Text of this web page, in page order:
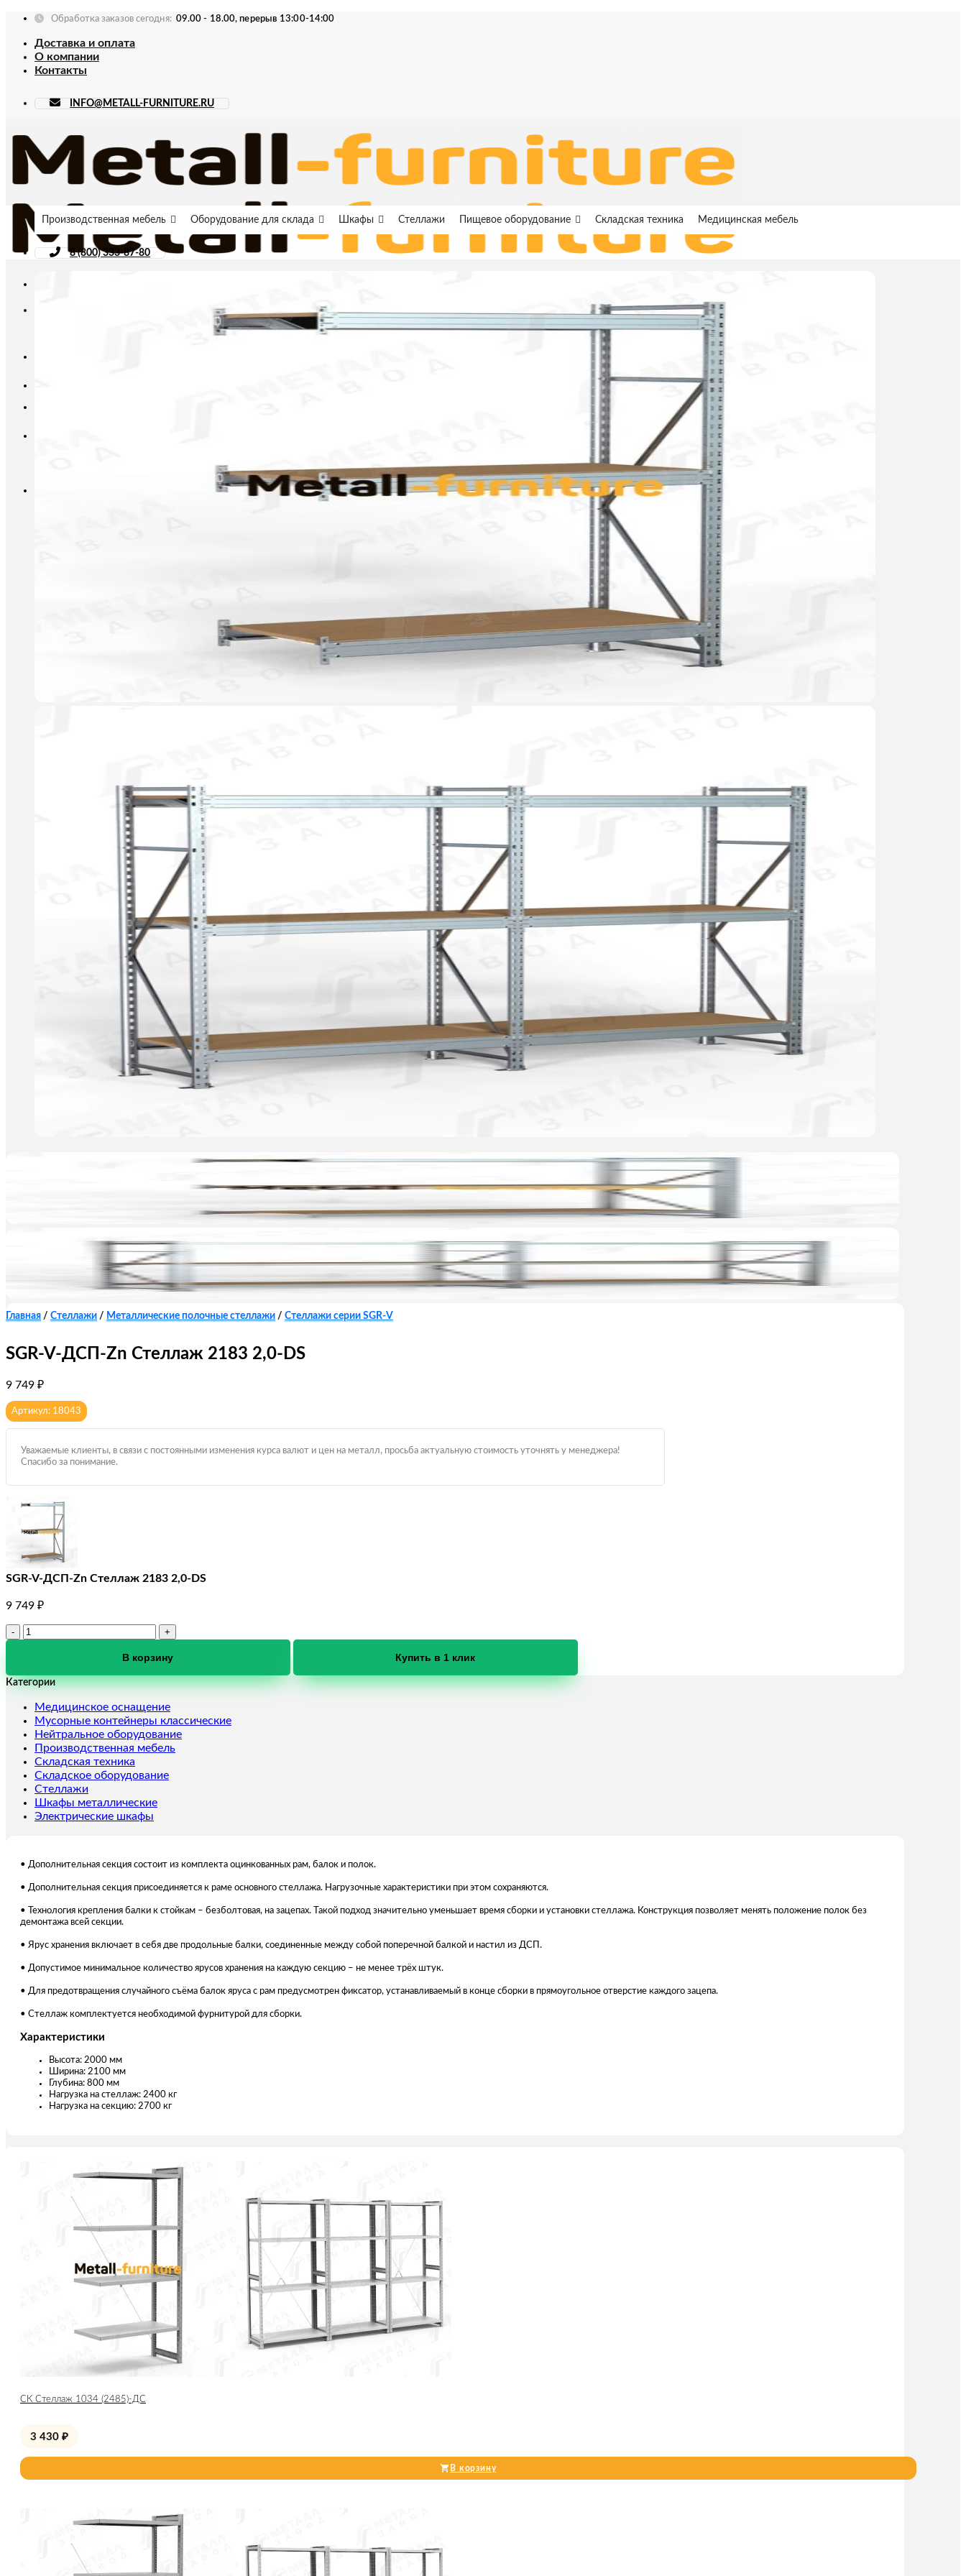
Skip
content
Обработка заказов сегодня: 09.00 - 18.00, перерыв 13:00-14:00
Доставка и оплата
О компании
Контакты
INFO@METALL-FURNITURE.RU
Производственная мебель Оборудование для склада Шкафы Стеллажи Пищевое оборудование Складская техника Медицинская мебель
8 (800) 333-87-80
Главная / Стеллажи / Металлические полочные стеллажи / Стеллажи серии SGR-V
SGR-V-ДСП-Zn Стеллаж 2183 2,0-DS
9 749 ₽
Артикул: 18043
Уважаемые клиенты, в связи с постоянными изменения курса валют и цен на металл, просьба актуальную стоимость уточнять у менеджера!
Спасибо за понимание.
SGR-V-ДСП-Zn Стеллаж 2183 2,0-DS
9 749 ₽
Количество
ДСП-
Стеллаж
2183
2,0-
DS
В корзину Купить в 1 клик
Категории
Медицинское оснащение
Мусорные контейнеры классические
Нейтральное оборудование
Производственная мебель
Складская техника
Складское оборудование
Стеллажи
Шкафы металлические
Электрические шкафы
• Дополнительная секция состоит из комплекта оцинкованных рам, балок и полок.
• Дополнительная секция присоединяется к раме основного стеллажа. Нагрузочные характеристики при этом сохраняются.
• Технология крепления балки к стойкам – безболтовая, на зацепах. Такой подход значительно уменьшает время сборки и установки стеллажа. Конструкция позволяет менять положение полок без
демонтажа всей секции.
• Ярус хранения включает в себя две продольные балки, соединенные между собой поперечной балкой и настил из ДСП.
• Допустимое минимальное количество ярусов хранения на каждую секцию – не менее трёх штук.
• Для предотвращения случайного съёма балок яруса с рам предусмотрен фиксатор, устанавливаемый в конце сборки в прямоугольное отверстие каждого зацепа.
• Стеллаж комплектуется необходимой фурнитурой для сборки.
Характеристики
Высота: 2000 мм
Ширина: 2100 мм
Глубина: 800 мм
Нагрузка на стеллаж: 2400 кг
Нагрузка на секцию: 2700 кг
СК Стеллаж 1034 (2485)-ДС
3 430 ₽
В корзину